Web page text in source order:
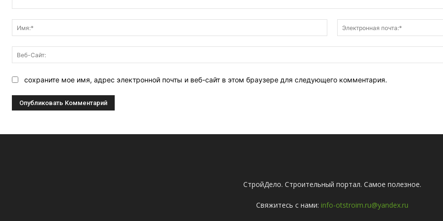
Имя:*
сохраните мое имя, адрес электронной почты и веб-сайт в этом браузере для следующего комментария.
СтройДело. Строительный портал. Самое полезное.
Свяжитесь с нами: info-otstroim.ru@yandex.ru